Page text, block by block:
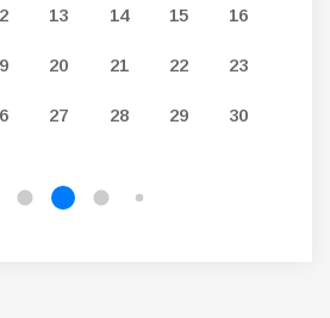
13 14 15 16
20 21 22 23
27 28 29 30